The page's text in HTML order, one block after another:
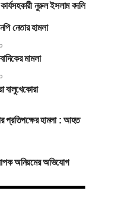
নুরুল ইসলাম বদলি
নেতার হামলা
মামলা
বালুখেকোরা
প্রতিপক্ষের হামলা : আহত
অনিয়মের অভিযোগ